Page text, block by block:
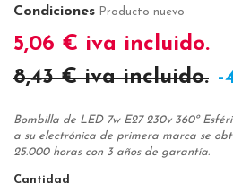
Condiciones Producto nuevo
5,06 € iva incluido.
8,43 €iva incluido. -
Bombilla de LED 7w E27 230v 360º
a su electrónica de primera marca se
25.000 horas con 3 años de garantía.
Cantidad